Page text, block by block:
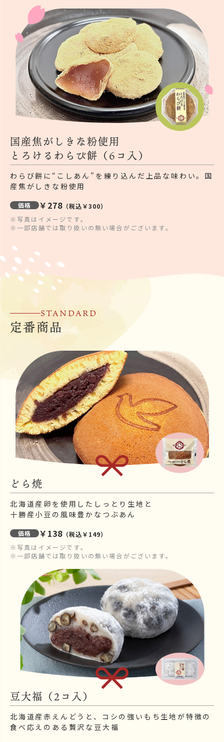
国産焦がしきな粉使用
とろけるわらび餅（6コ入）
わらび餅に“こしあん”を練り込んだ上品な味わい。国
産焦がしきな粉使用
価格 ￥278（税込￥300）
※写真はイメージです。
※一部店舗では取り扱いの無い場合がございます。
STANDARD
定番商品
どら焼
北海道産卵を使用したしっとり生地と
十勝産小豆の風味豊かなつぶあん
価格 ￥138（税込￥149）
※写真はイメージです。
※一部店舗では取り扱いの無い場合がございます。
豆大福（2コ入）
北海道産赤えんどうと、コシの強いもち生地が特徴の
食べ応えのある贅沢な豆大福